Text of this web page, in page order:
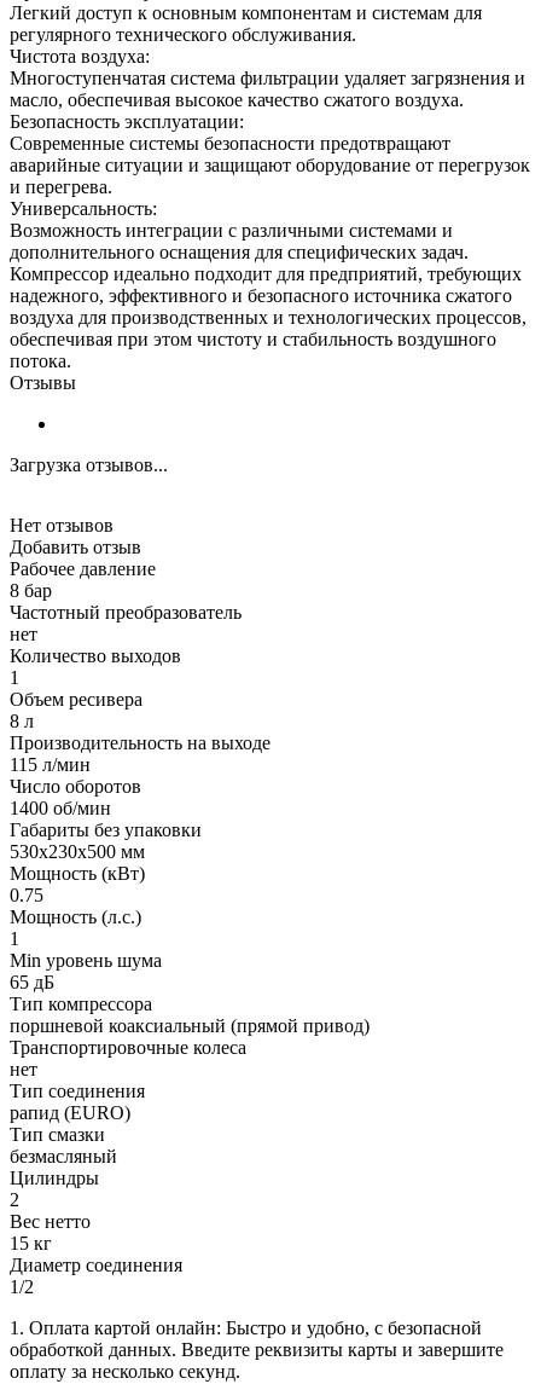
Легкий доступ к основным компонентам и системам для
регулярного технического обслуживания.
Чистота воздуха:
Многоступенчатая система фильтрации удаляет загрязнения и
масло, обеспечивая высокое качество сжатого воздуха.
Безопасность эксплуатации:
Современные системы безопасности предотвращают
аварийные ситуации и защищают оборудование от перегрузок
и перегрева.
Универсальность:
Возможность интеграции с различными системами и
дополнительного оснащения для специфических задач.
Компрессор идеально подходит для предприятий, требующих
надежного, эффективного и безопасного источника сжатого
воздуха для производственных и технологических процессов,
обеспечивая при этом чистоту и стабильность воздушного
потока.
Отзывы
Загрузка отзывов...
Нет отзывов
Добавить отзыв
Рабочее давление
8 бар
Частотный преобразователь
нет
Количество выходов
1
Объем ресивера
8 л
Производительность на выходе
115 л/мин
Число оборотов
1400 об/мин
Габариты без упаковки
530х230х500 мм
Мощность (кВт)
0.75
Мощность (л.с.)
1
Min уровень шума
65 дБ
Тип компрессора
поршневой коаксиальный (прямой привод)
Транспортировочные колеса
нет
Тип соединения
рапид (EURO)
Тип смазки
безмасляный
Цилиндры
2
Вес нетто
15 кг
Диаметр соединения
1/2
1. Оплата картой онлайн: Быстро и удобно, с безопасной
обработкой данных. Введите реквизиты карты и завершите
оплату за несколько секунд.